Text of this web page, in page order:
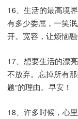
16、生活的最高境
有多少委屈，一笑
开。宽容，让烦恼融
17、想要生活的漂
不放弃。忘掉所有
题”的理由。早安！
18、许多时候，心